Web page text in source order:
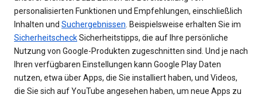
personalisierten Funktionen und Empfehlungen, einschließlich
Inhalten und Suchergebnissen . Beispielsweise erhalten Sie im
SicherheitscheckSicherheitstipps, die auf Ihre persönliche
Nutzung von Google-Produkten zugeschnitten sind. Und je nach
Ihren verfügbaren Einstellungen kann Google Play Daten
nutzen, etwa über Apps, die Sie installiert haben, und Videos,
die Sie sich auf YouTube angesehen haben, um neue Apps zu